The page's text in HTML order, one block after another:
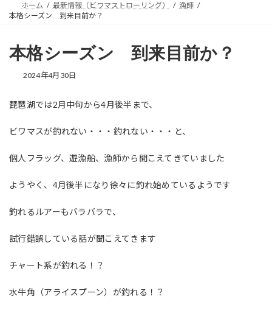
ホーム 最新情報（ビワマストローリング）
漁師
本格シーズン 到来目前か？
本格シーズン 到来目前か？
2024年4月30日
琵琶湖では2月中旬から4月後半まで、
ビワマスが釣れない・・・釣れない・・・と、
個人フラッグ、遊漁船、漁師から聞こえてきていました
ようやく、4月後半になり徐々に釣れ始めているようです
釣れるルアーもバラバラで、
試行錯誤している話が聞こえてきます
チャート系が釣れる！？
水牛角（アライスプーン）が釣れる！？